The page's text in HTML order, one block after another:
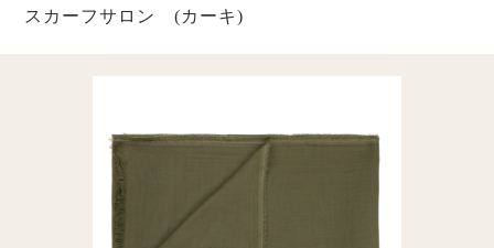
スカーフサロン (カーキ)